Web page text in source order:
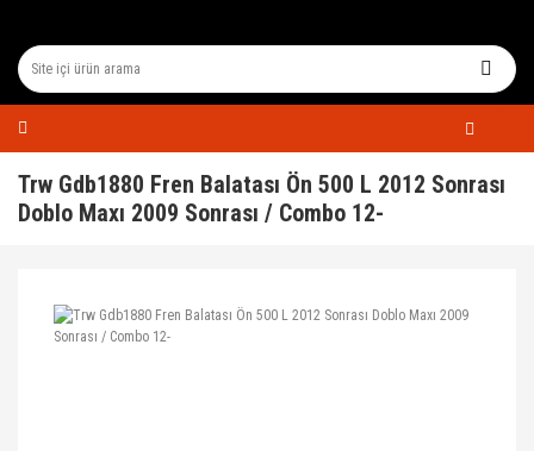
Trw Gdb1880 Fren Balatası Ön 500 L 2012 Sonrası
Doblo Maxı 2009 Sonrası / Combo 12-